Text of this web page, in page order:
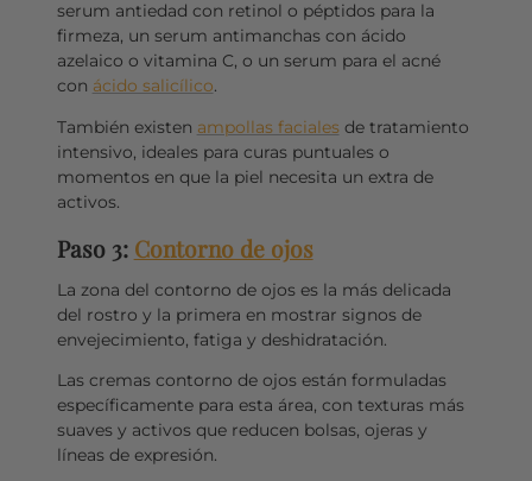
serum antiedad con retinol o péptidos para la
firmeza, un serum antimanchas con ácido
azelaico o vitamina C, o un serum para el acné
con ácido salicílico.
También existen ampollas facialesde tratamiento
intensivo, ideales para curas puntuales o
momentos en que la piel necesita un extra de
activos.
Paso 3: Contorno de ojos
La zona del contorno de ojos es la más delicada
del rostro y la primera en mostrar signos de
envejecimiento, fatiga y deshidratación.
Las cremas contorno de ojos están formuladas
específicamente para esta área, con texturas más
suaves y activos que reducen bolsas, ojeras y
líneas de expresión.